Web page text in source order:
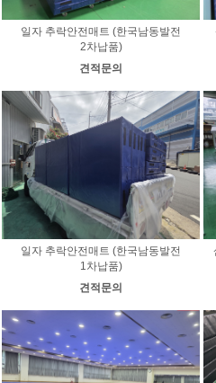
일자 추락안전매트 (한국남동발전
2차납품)
견적문의
일자 추락안전매트 (한국남동발전
1차납품)
견적문의